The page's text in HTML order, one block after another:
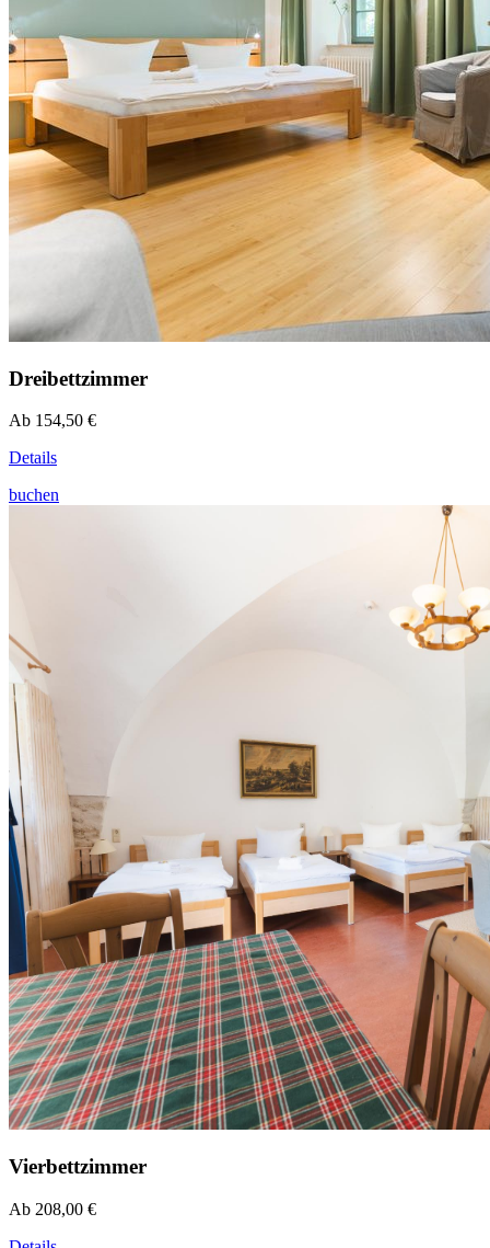
Dreibettzimmer
Ab 154,50 €
Details
buchen
Vierbettzimmer
Ab 208,00 €